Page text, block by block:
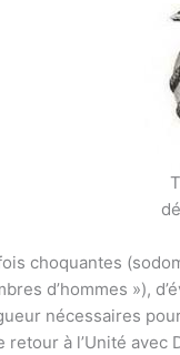
choquantes
d’hommes »),
nécessaires
à l’Unité